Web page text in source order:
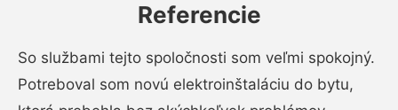
Referencie
So službami tejto spoločnosti som veľmi spokojný.
Potreboval som novú elektroinštaláciu do bytu,